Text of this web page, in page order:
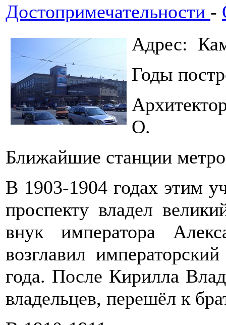
Достопримечательности -
Адрес:
Годы
О.
Ближайшие станции
В 1903-1904 годах этим
проспекту владел
внук императора
возглавил
года. После Кирилла
владельцев, перешёл к